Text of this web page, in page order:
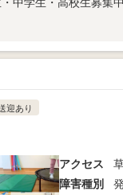
迎あり
アクセス
障害種別